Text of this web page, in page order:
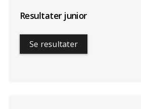
Resultater junior
Se resultater